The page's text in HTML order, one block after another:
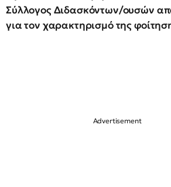
Σύλλογος Διδασκόντων/ουσών
για τον χαρακτηρισμό της